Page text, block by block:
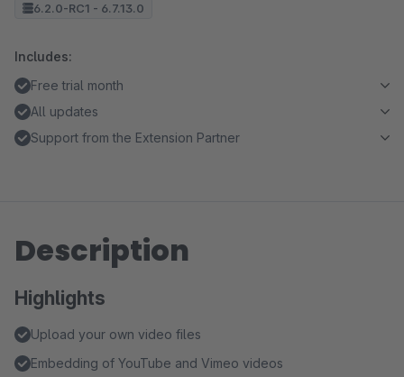
6.2.0-RC1 - 6.7.13.0
Includes:
Free trial month
All updates
Support from the Extension Partner
Description
Highlights
Upload your own video files
Embedding of YouTube and Vimeo videos